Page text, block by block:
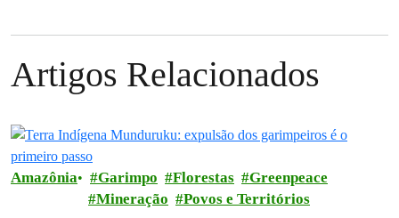
Artigos Relacionados
Amazônia Garimpo Florestas
Greenpeace
Mineração
Povos e Territórios